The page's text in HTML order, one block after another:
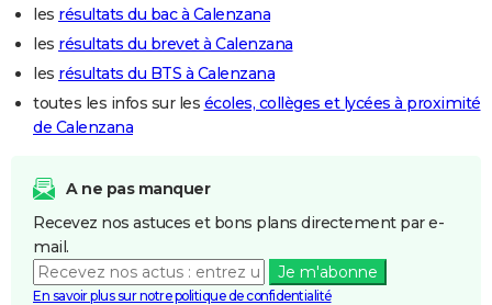
les résultats du bac à Calenzana
les résultats du brevet à Calenzana
les résultats du BTS à Calenzana
toutes les infos sur les écoles, collèges et lycées à proximité
de Calenzana
A ne pas manquer
Recevez nos astuces et bons plans directement par e-
mail.
Je m'abonne
En savoir plus sur notre politique de confidentialité